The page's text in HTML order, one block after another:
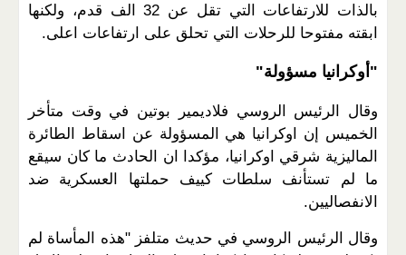
بالذات للارتفاعات التي تقل عن 32 الف قدم، ولكنها
ابقته مفتوحا للرحلات التي تحلق على ارتفاعات اعلى.
" أوكرانيا مسؤولة"
وقال الرئيس الروسي فلاديمير بوتين في وقت متأخر
الخميس إن اوكرانيا هي المسؤولة عن اسقاط الطائرة
الماليزية شرقي اوكرانيا، مؤكدا ان الحادث ما كان سيقع
ما لم تستأنف سلطات كييف حملتها العسكرية ضد
الانفصاليين.
وقال الرئيس الروسي في حديث متلفز "هذه المأساة لم